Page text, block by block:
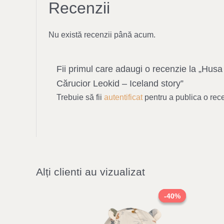
Recenzii
Nu există recenzii până acum.
Fii primul care adaugi o recenzie la
Cărucior Leokid – Iceland story”
Trebuie să fii autentificatpentru a publica o
Alți clienti au vizualizat
-40%
-40%
144,00 lei.86,00 lei.